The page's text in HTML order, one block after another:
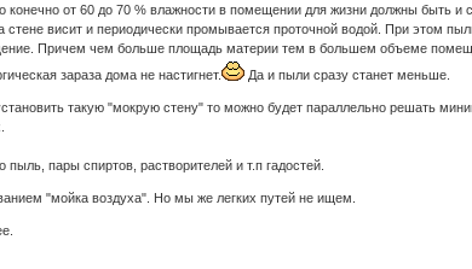
конечно от 60 до 70 % влажности в помещении для жизни должны быть
стене висит и периодически промывается проточной водой. При этом
Причем чем больше площадь материи тем в большем объеме
зараза дома не настигнет.
Да и пыли сразу станет меньше.
такую "мокрую стену" то можно будет параллельно решать
пары спиртов, растворителей и т.п гадостей.
"мойка воздуха". Но мы же легких путей не ищем.